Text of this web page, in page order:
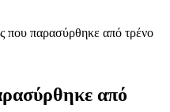
που παρασύρθηκε από τρένο
από